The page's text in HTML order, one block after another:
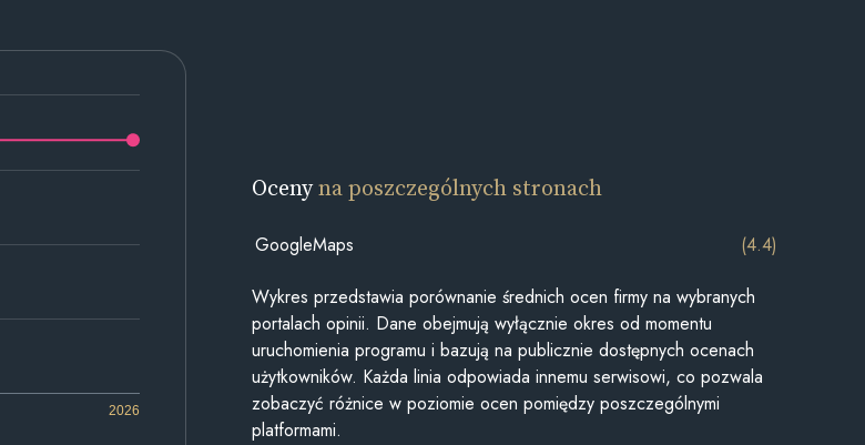
2026
Ocenyna poszczególnych stronach
GoogleMaps (4.4)
Wykres przedstawia porównanie średnich ocen firmy na wybranych
portalach opinii. Dane obejmują wyłącznie okres od momentu
uruchomienia programu i bazują na publicznie dostępnych ocenach
użytkowników. Każda linia odpowiada innemu serwisowi, co pozwala
zobaczyć różnice w poziomie ocen pomiędzy poszczególnymi
platformami.